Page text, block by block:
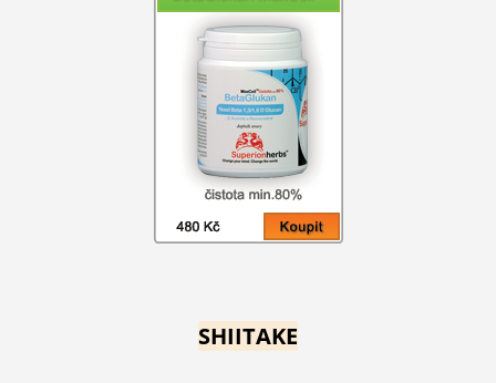
SHIITAKE